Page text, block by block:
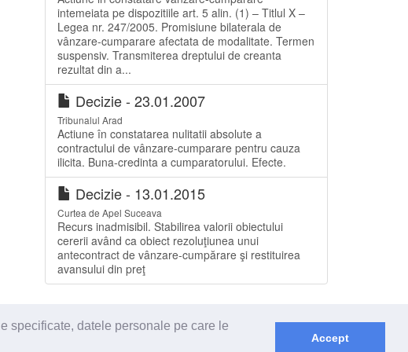
specificate, datele personale pe care le
Accept
intemeiata pe dispozitiile art. 5 alin. (1) – Titlul X –
Legea nr. 247/2005. Promisiune bilaterala de
vânzare-cumparare afectata de modalitate. Termen
suspensiv. Transmiterea dreptului de creanta
rezultat din a...
Decizie - 23.01.2007
Tribunalul Arad
Actiune în constatarea nulitatii absolute a
contractului de vânzare-cumparare pentru cauza
ilicita. Buna-credinta a cumparatorului. Efecte.
Decizie - 13.01.2015
Curtea de Apel Suceava
Recurs inadmisibil. Stabilirea valorii obiectului
cererii având ca obiect rezoluţiunea unui
antecontract de vânzare-cumpărare şi restituirea
avansului din preţ